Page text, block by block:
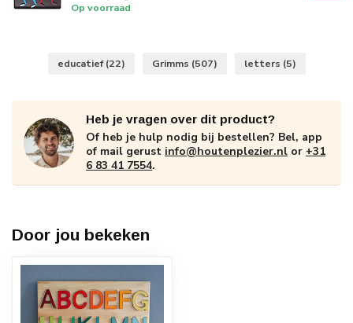
Op voorraad
educatief(22) Grimms (507) letters (5)
Heb je vragen over dit product?
Of heb je hulp nodig bij bestellen? Bel, app
of mail gerust info@houtenplezier.nl or +31
6 83 41 7554.
Door jou bekeken